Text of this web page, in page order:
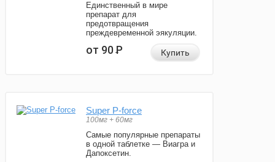
Единственный в мире
препарат для
предотвращения
преждевременной эякуляции.
от 90Р Купить
Super P-force
100мг + 60мг
Самые популярные препараты
в одной таблетке — Виагра и
Дапоксетин.